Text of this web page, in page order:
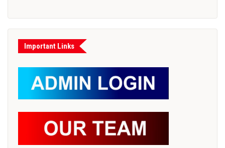
Important Links